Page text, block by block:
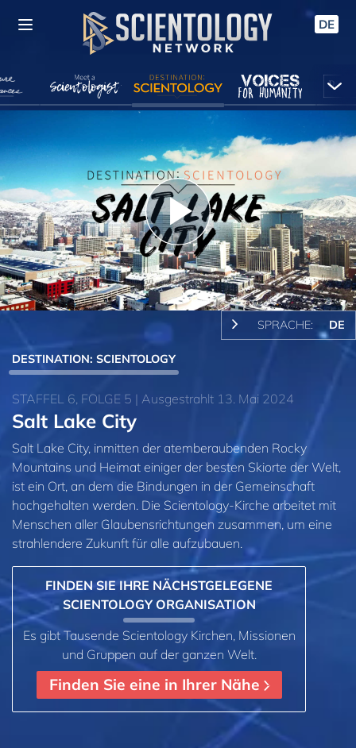
DE
Play
Video
SPRACHE: DE
DESTINATION: SCIENTOLOGY
STAFFEL 6, FOLGE 5 | Ausgestrahlt 13. Mai 2024
Salt Lake City
Salt Lake City, inmitten der atemberaubenden Rocky
Mountains und Heimat einiger der besten Skiorte der Welt,
ist ein Ort, an dem die Bindungen in der Gemeinschaft
hochgehalten werden. Die Scientology-Kirche arbeitet mit
Menschen aller Glaubensrichtungen zusammen, um eine
strahlendere Zukunft für alle aufzubauen.
FINDEN SIE IHRE NÄCHSTGELEGENE
SCIENTOLOGY ORGANISATION
Es gibt Tausende Scientology Kirchen, Missionen
und Gruppen auf der ganzen Welt.
Finden Sie eine in Ihrer Nähe